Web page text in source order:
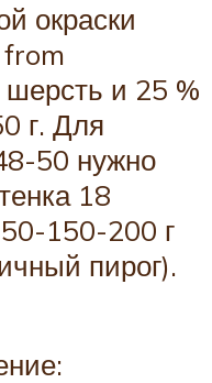
окраски
from
и 25 %
г. Для
50 нужно
18
150-200 г
пирог).